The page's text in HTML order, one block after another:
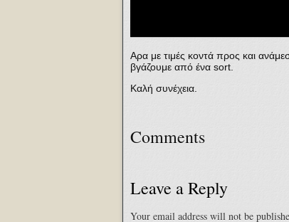
Αρα με τιμές κοντά προς και
βγάζουμε από ένα sort.
Καλή συνέχεια.
Comments
Leave a Reply
Your email address will not be